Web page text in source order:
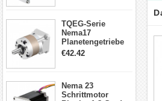
TQEG-Serie
Nema17
Planetengetriebe
5:1 Spiel 15Arc-
€42.42
Nema 23
Schrittmotor